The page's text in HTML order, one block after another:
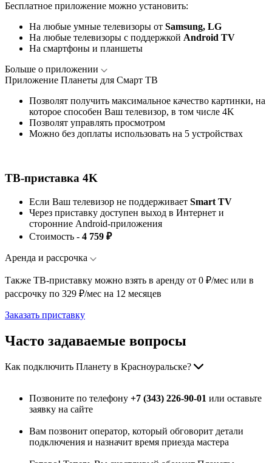
Бесплатное приложение можно установить:
На любые умные телевизоры от Samsung, LG
На любые телевизоры с поддержкой Android TV
На смартфоны и планшеты
Больше о приложении
Приложение Планеты для Смарт ТВ
Позволят получить максимальное качество картинки, на
которое способен Ваш телевизор, в том числе 4K
Позволят управлять просмотром
Можно без доплаты использовать на 5 устройствах
ТВ-приставка 4K
Если Ваш телевизор не поддерживает Smart TV
Через приставку доступен выход в Интернет и
сторонние Android-приложения
Стоимость - 4 759 ₽
Аренда и рассрочка
Также ТВ-приставку можно взять в аренду от 0 ₽/мес или в
рассрочку по 329 ₽/мес на 12 месяцев
Заказать приставку
Часто задаваемые вопросы
Как подключить Планету в Красноуральске?
Позвоните по телефону +7 (343) 226-90-01 или оставьте
заявку на сайте
Вам позвонит оператор, который обговорит детали
подключения и назначит время приезда мастера